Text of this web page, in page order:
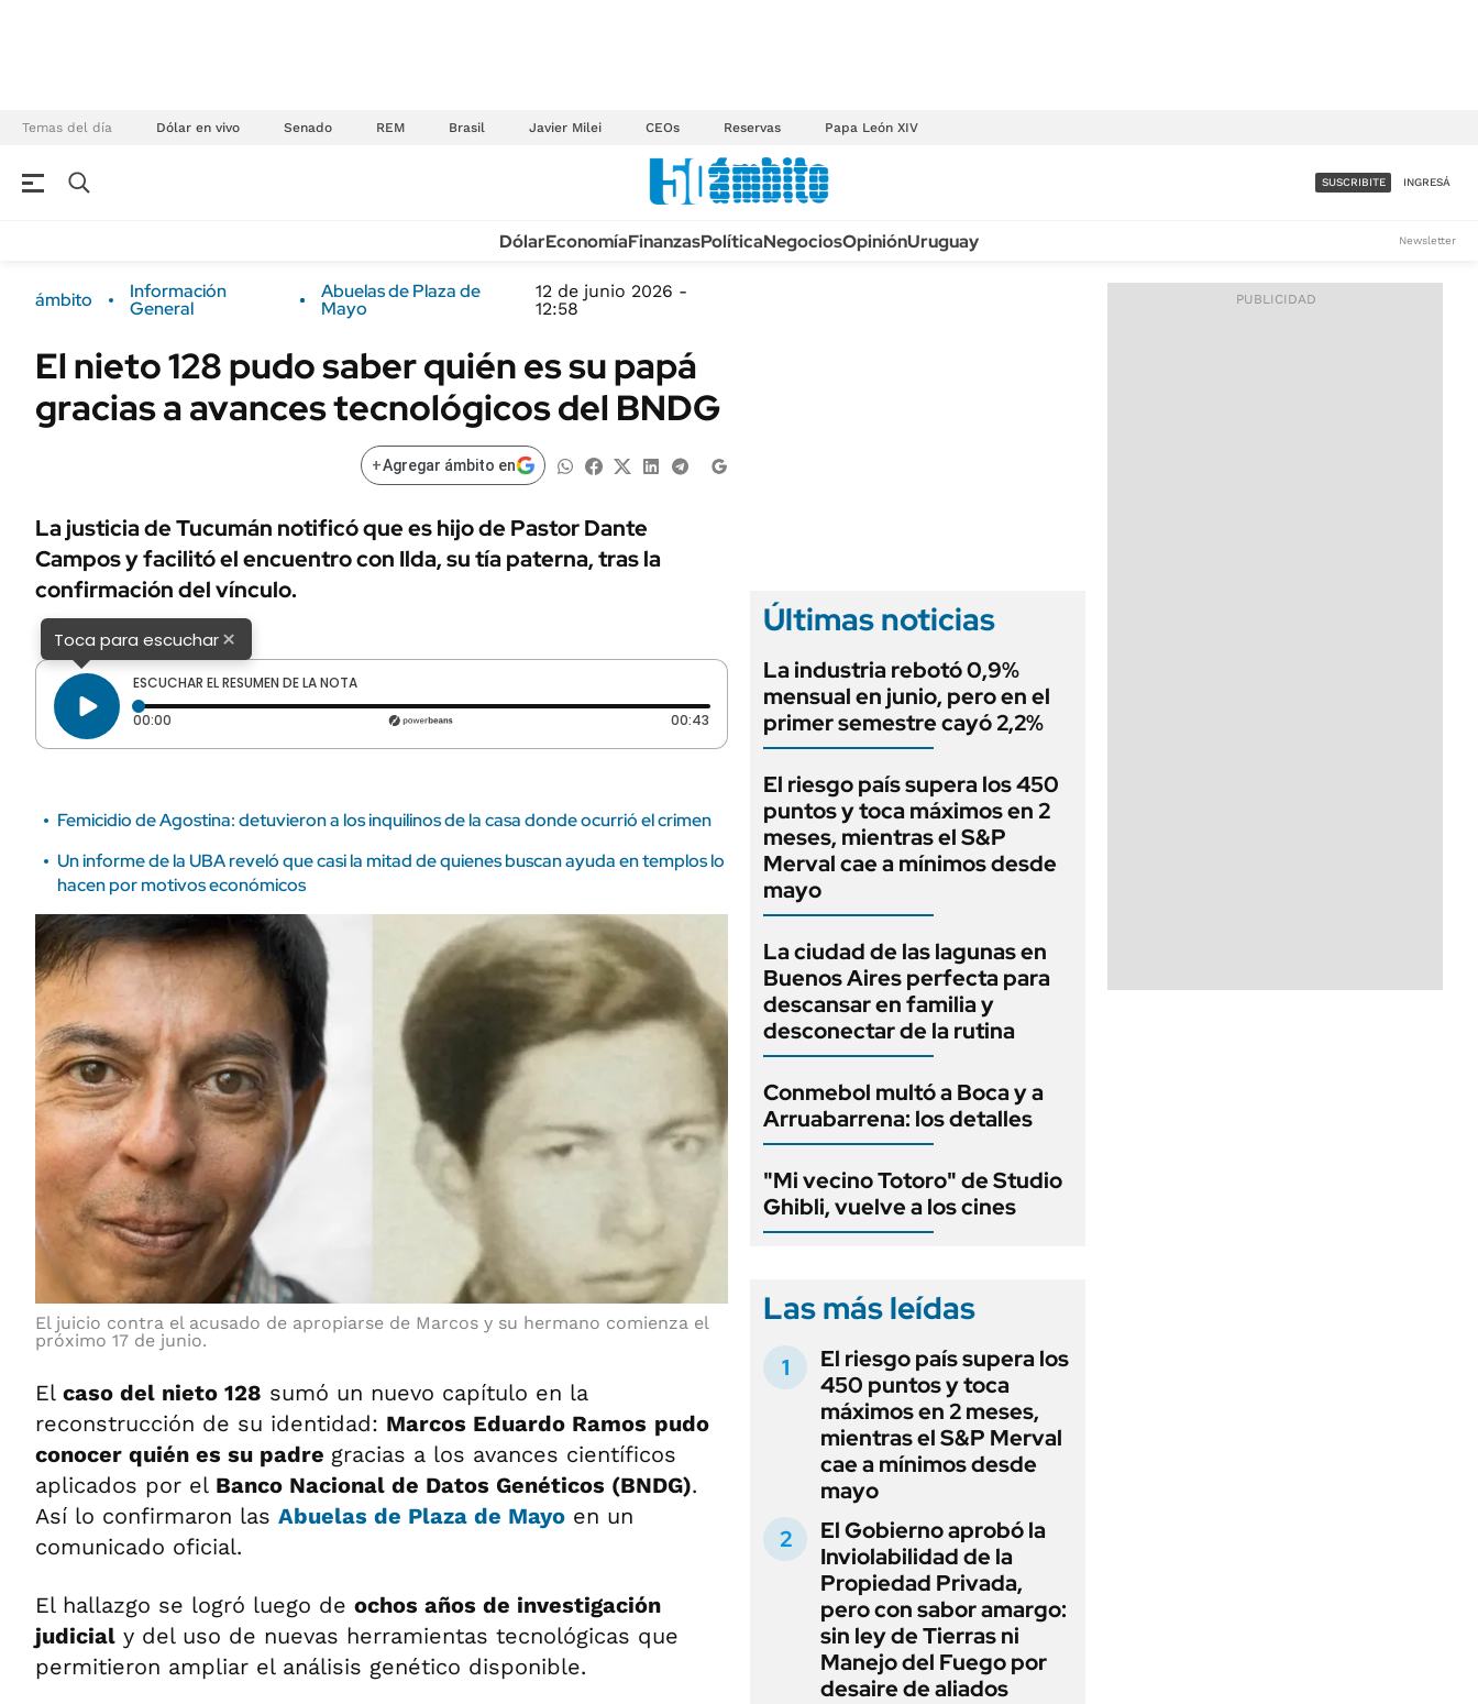
Temas del día Dólar en vivo Senado REM Brasil Javier Milei CEOs Reservas Papa León XIV
Banco de Datos
Dólar
MEDIAKIT AMBITO DEBATE
Real Estate
Seguros
ENERGY REPORT
POLÍTICA
Municipios
URUGUAY
TECNOLOGÍA
MÉXICO
OPINIÓN
MUNDO
INFORMACIÓN GENERAL
DEPORTES
ACCESO FULL - $1.800/MES
SUSCRIBITE INGRESÁ
DólarEconomíaFinanzasPolíticaNegociosOpiniónUruguay Newsletter
ámbito Información
General
Abuelas de Plaza de
Mayo
12 de junio 2026 -
12:58
El nieto 128 pudo saber quién es su papá
gracias a avances tecnológicos del BNDG
+Agregar ámbito en
La justicia de Tucumán notificó que es hijo de Pastor Dante
Campos y facilitó el encuentro con Ilda, su tía paterna, tras la
confirmación del vínculo.
Toca para escuchar×
ESCUCHAR EL RESUMEN DE LA NOTA
00:00 Tiempo transcurrido: 0 segundos 00:43 Duración: 43 segundos
Femicidio de Agostina: detuvieron a los inquilinos de la casa donde ocurrió el crimen
Un informe de la UBA reveló que casi la mitad de quienes buscan ayuda en templos lo
hacen por motivos económicos
El juicio contra el acusado de apropiarse de Marcos y su hermano comienza el
próximo 17 de junio.
El caso del nieto 128 sumó un nuevo capítulo en la
reconstrucción de su identidad: Marcos Eduardo Ramos pudo
conocer quién es su padre gracias a los avances científicos
aplicados por el Banco Nacional de Datos Genéticos (BNDG).
Así lo confirmaron las Abuelas de Plaza de Mayo en un
comunicado oficial.
El hallazgo se logró luego de ochos años de investigación
judicial y del uso de nuevas herramientas tecnológicas que
permitieron ampliar el análisis genético disponible.
Últimas noticias
La industria rebotó 0,9%
mensual en junio, pero en el
primer semestre cayó 2,2%
El riesgo país supera los 450
puntos y toca máximos en 2
meses, mientras el S&P
Merval cae a mínimos desde
mayo
La ciudad de las lagunas en
Buenos Aires perfecta para
descansar en familia y
desconectar de la rutina
Conmebol multó a Boca y a
Arruabarrena: los detalles
"Mi vecino Totoro" de Studio
Ghibli, vuelve a los cines
Las más leídas
El riesgo país supera los
450 puntos y toca
máximos en 2 meses,
mientras el S&P Merval
cae a mínimos desde
mayo
El Gobierno aprobó la
Inviolabilidad de la
Propiedad Privada,
pero con sabor amargo:
sin ley de Tierras ni
Manejo del Fuego por
desaire de aliados